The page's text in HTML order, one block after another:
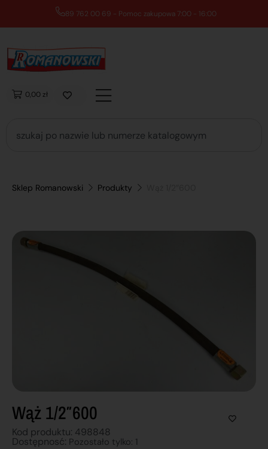
89 762 00 69 - Pomoc zakupowa 7:00 - 16:00
0,00 zł
Sklep Romanowski Produkty
Wąż 1/2″600
Kod produktu: 498848
Dostępnosć: Pozostało tylko: 1